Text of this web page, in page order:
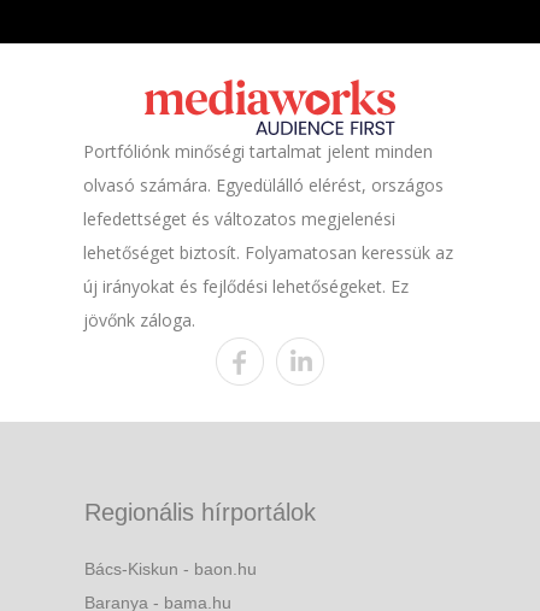
Portfóliónk minőségi tartalmat jelent minden
olvasó számára. Egyedülálló elérést, országos
lefedettséget és változatos megjelenési
lehetőséget biztosít. Folyamatosan keressük az
új irányokat és fejlődési lehetőségeket. Ez
jövőnk záloga.
Regionális hírportálok
Bács-Kiskun - baon.hu
Baranya - bama.hu